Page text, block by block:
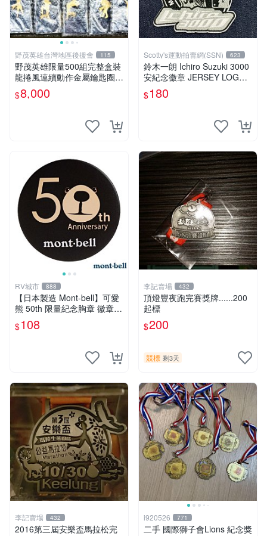
野茂英雄台灣地區後援會 115
野茂英雄限量500組完整盒裝
龍捲風連續動作金屬鑰匙圈立
架
$8,000
Scotty's運動拍賣網(SSN) 623
鈴木一朗 Ichiro Suzuki 3000
安紀念徽章 JERSEY LOGO
$180
RV城市 888
【日本製造 Mont-bell】可愛
熊 50th 限量紀念胸章 徽章
胸針 背包胸章 1134007
$108
李記賣場 432
頂燈豐夜跑完賽獎牌......200
起標
$200
競標 剩3天
李記賣場 432
2016第三屆安樂盃馬拉松完
i920526 771
二手 國際獅子會Lions 紀念獎